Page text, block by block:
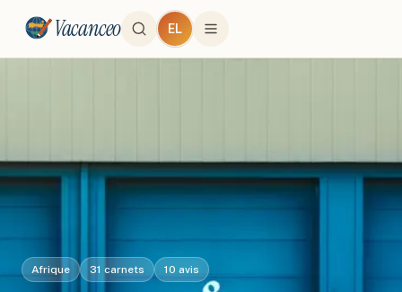
Vacanceo EL
Afrique 31 carnets 10 avis